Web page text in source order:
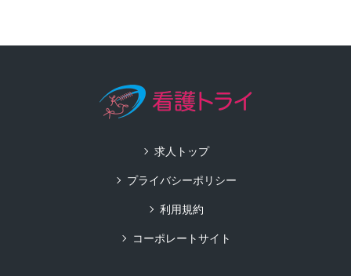
求人トップ
プライバシーポリシー
利用規約
コーポレートサイト